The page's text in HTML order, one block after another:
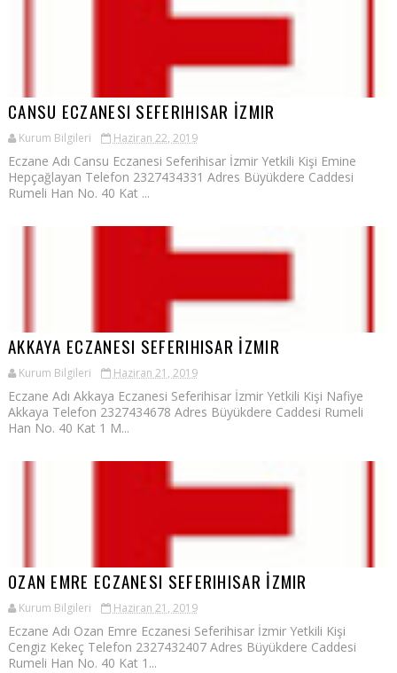
CANSU ECZANESI SEFERIHISAR İZMIR
Kurum Bilgileri Haziran 22, 2019
Eczane Adı Cansu Eczanesi Seferihisar İzmir Yetkili Kişi Emine
Hepçağlayan Telefon 2327434331 Adres Büyükdere Caddesi
Rumeli Han No. 40 Kat ...
AKKAYA ECZANESI SEFERIHISAR İZMIR
Kurum Bilgileri Haziran 21, 2019
Eczane Adı Akkaya Eczanesi Seferihisar İzmir Yetkili Kişi Nafiye
Akkaya Telefon 2327434678 Adres Büyükdere Caddesi Rumeli
Han No. 40 Kat 1 M...
OZAN EMRE ECZANESI SEFERIHISAR İZMIR
Kurum Bilgileri Haziran 21, 2019
Eczane Adı Ozan Emre Eczanesi Seferihisar İzmir Yetkili Kişi
Cengiz Kekeç Telefon 2327432407 Adres Büyükdere Caddesi
Rumeli Han No. 40 Kat 1...